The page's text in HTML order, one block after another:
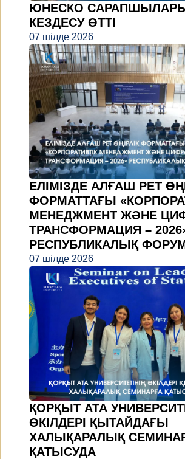
ЮНЕСКО
КЕЗДЕСУ ӨТТІ
07 шілде 2026
ЕЛІМІЗДЕ АЛҒАШ РЕТ
ФОРМАТТАҒЫ
МЕНЕДЖМЕНТ ЖӘНЕ
ТРАНСФОРМАЦИЯ –
РЕСПУБЛИКАЛЫҚ
07 шілде 2026
ҚОРҚЫТ АТА
ӨКІЛДЕРІ ҚЫТАЙДАҒЫ
ХАЛЫҚАРАЛЫҚ
ҚАТЫСУДА